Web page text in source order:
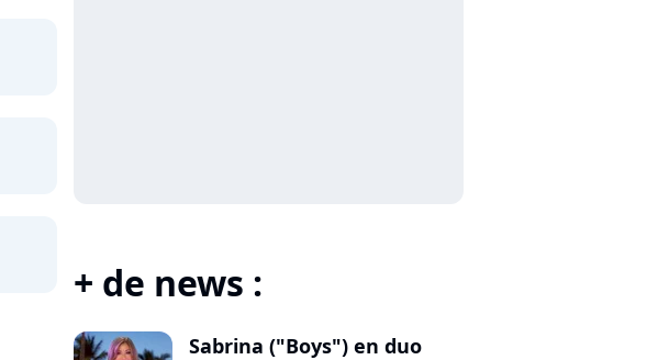
+ de news :
Sabrina ("Boys") en duo